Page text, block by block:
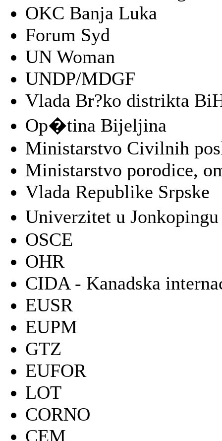
OKC Banja Luka
Forum Syd
UN Woman
UNDP/MDGF
Vlada Br?ko distrikta
Op�tina Bijeljina
Ministarstvo Civilnih
Ministarstvo porodice,
Vlada Republike Srpske
Univerzitet u
OSCE
OHR
CIDA - Kanadska
EUSR
EUPM
GTZ
EUFOR
LOT
CORNO
CEM